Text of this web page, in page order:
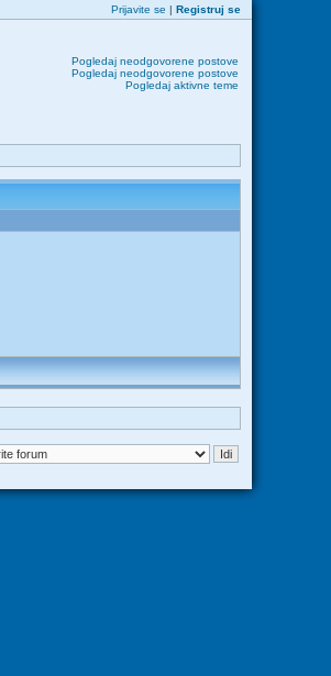
Prijavite se | Registruj se
Pogledaj neodgovorene postove
Pogledaj neodgovorene postove
Pogledaj aktivne teme